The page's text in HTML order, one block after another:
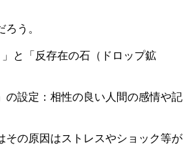
う。
と「反存在の石（ドロップ鉱
の設定：相性の良い人間の感情や記
その原因はストレスやショック等が